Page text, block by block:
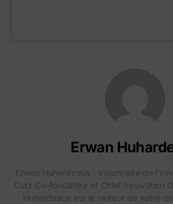
Erwan
Erwan Huhardeaux : Visionnaire de
Cutz Co-fondateur et Chief Innovation
Huhardeaux est le moteur de notre